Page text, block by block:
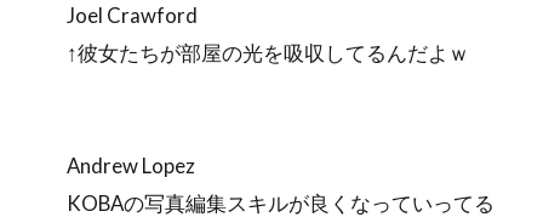
Joel Crawford
↑彼女たちが部屋の光を吸収してるんだよｗ
Andrew Lopez
KOBAの写真編集スキルが良くなっていってる